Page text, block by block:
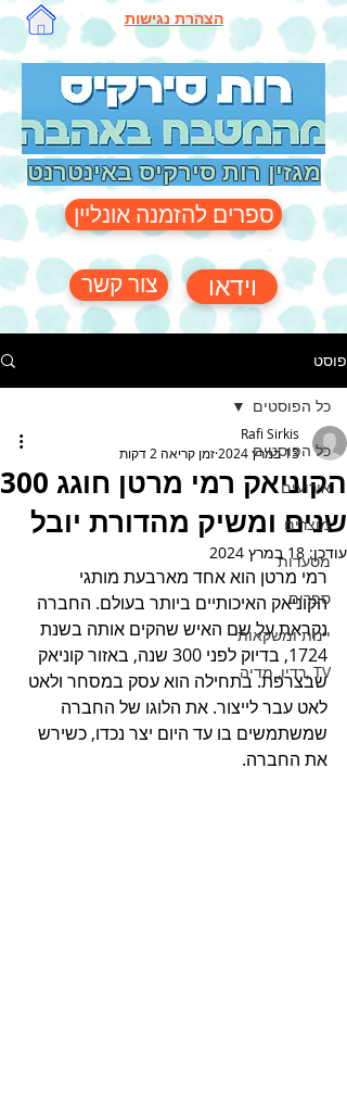
הצהרת נגישות
מגזין רות סירקיס באינטרנט
ספרים להזמנה אונליין
צור קשר וידאו
פוסט
כל הפוסטים
אירועים
מוצרים
מסעדות
ספרים
יינות ומשקאות
TV ,רדיו, מדיה
כל הפוסטים
הקוניאק רמי מרטן חוגג 300
שנים ומשיק מהדורת יובל
Rafi Sirkis
13 במרץ 2024
זמן קריאה 2 דקות
עודכן: 18 במרץ 2024
רמי מרטן הוא אחד מארבעת מותגי
הקוניאק האיכותיים ביותר בעולם. החברה
נקראת על שם האיש שהקים אותה בשנת
1724, בדיוק לפני 300 שנה, באזור קוניאק
שבצרפת. בתחילה הוא עסק במסחר ולאט
לאט עבר לייצור. את הלוגו של החברה
שמשתמשים בו עד היום יצר נכדו, כשירש
את החברה.